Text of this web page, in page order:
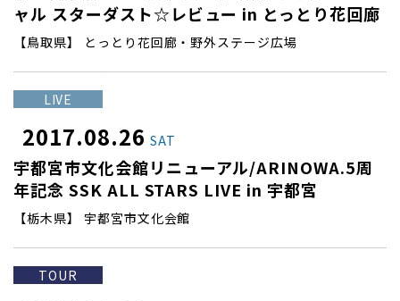
ャル スターダスト☆レビュー in とっとり花回廊
【鳥取県】 とっとり花回廊・野外ステージ広場
LIVE
2017.08.26 SAT
宇都宮市文化会館リニューアル/ARINOWA.5周
年記念 SSK ALL STARS LIVE in 宇都宮
【栃木県】 宇都宮市文化会館
TOUR